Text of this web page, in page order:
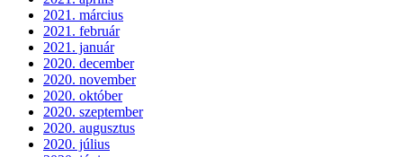
2021. március
2021. február
2021. január
2020. december
2020. november
2020. október
2020. szeptember
2020. augusztus
2020. július